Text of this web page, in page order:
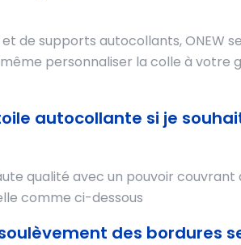
de supports autocollants, ONEW
personnaliser la colle à votre
autocollante si je
qualité avec un pouvoir couvrant
comme ci-dessous
des bordures